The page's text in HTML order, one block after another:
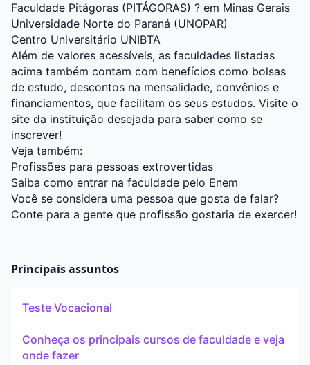
Faculdade Pitágoras (PITÁGORAS) ? em Minas Gerais
Universidade Norte do Paraná (UNOPAR)
Centro Universitário UNIBTA
Além de valores acessíveis, as faculdades listadas
acima também contam com benefícios como bolsas
de estudo, descontos na mensalidade, convênios e
financiamentos, que facilitam os seus estudos. Visite o
site da instituição desejada para saber como se
inscrever!
Veja também:
Profissões para pessoas extrovertidas
Saiba como entrar na faculdade pelo Enem
Você se considera uma pessoa que gosta de falar?
Conte para a gente que profissão gostaria de exercer!
Principais assuntos
Teste Vocacional
Conheça os principais cursos de faculdade e veja
onde fazer